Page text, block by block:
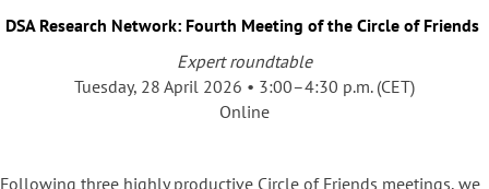
DSA Research Network: Fourth Meeting of the Circle of Friends
Expert roundtable
Tuesday, 28 April 2026 • 3:00–4:30 p.m. (CET)
Online
Following three highly productive Circle of Friends meetings, we